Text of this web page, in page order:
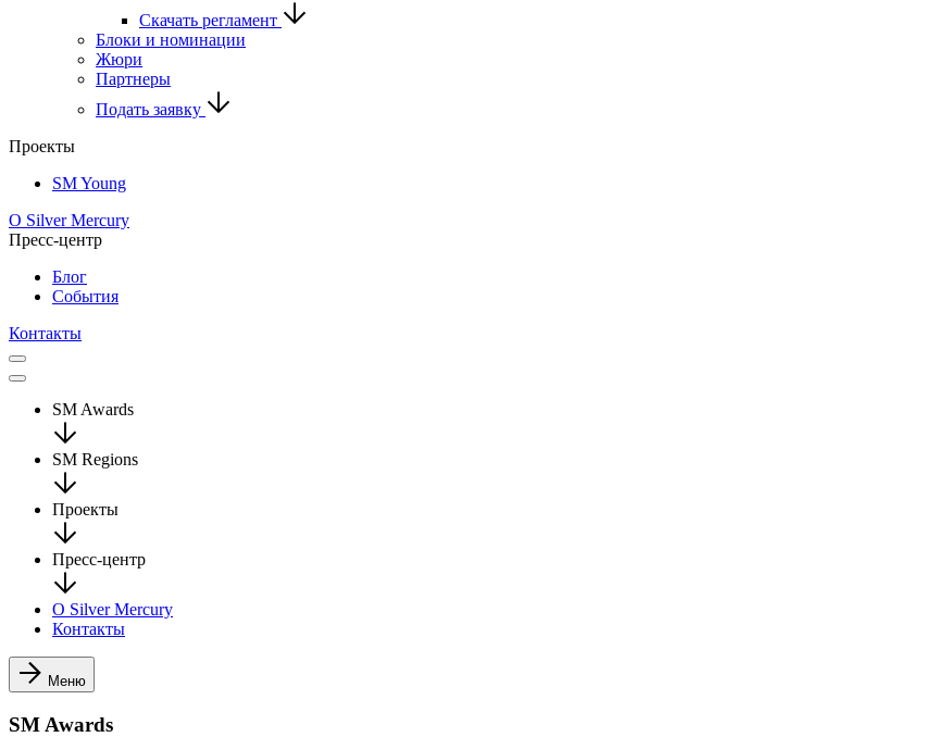
Скачать регламент
Блоки и номинации
Жюри
Партнеры
Подать заявку
Проекты
SM Young
О Silver Mercury
Пресс-центр
Блог
События
Контакты
SM Awards
SM Regions
Проекты
Пресс-центр
О Silver Mercury
Контакты
Меню
SM Awards